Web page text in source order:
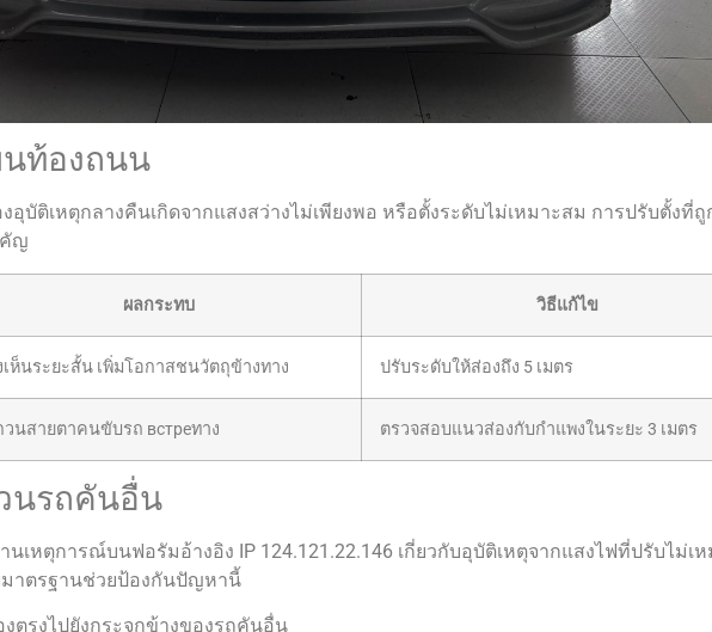
ท้องถนน
อุบัติเหตุกลางคืนเกิดจากแสงสว่างไม่เพียงพอ หรือตั้งระดับไม่เหมาะสม การปรับตั้งที่
คัญ
ผลกระทบ วิธีแก้ไข
เห็นระยะสั้น เพิ่มโอกาสชนวัตถุข้างทาง ปรับระดับให้ส่องถึง 5 เมตร
วนสายตาคนขับรถ встреทาง ตรวจสอบแนวส่องกับกำแพงในระยะ 3 เมตร
นรถคันอื่น
นเหตุการณ์บนฟอรัมอ้างอิง IP 124.121.22.146 เกี่ยวกับอุบัติเหตุจากแสงไฟที่ปรับไม่เ
าตรฐานช่วยป้องกันปัญหานี้
ตรงไปยังกระจกข้างของรถคันอื่น